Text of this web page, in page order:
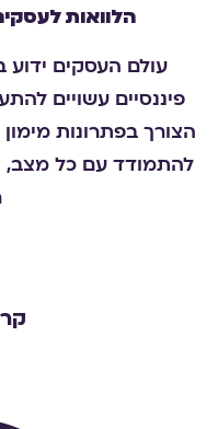
הלוואות
עולם העסקים ידוע
פיננסיים עשויים
הצורך בפתרונות
להתמודד עם כל מצב,